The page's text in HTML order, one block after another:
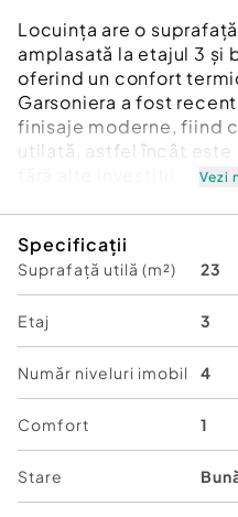
Locuința are o
amplasată la etajul 3 și
oferind un confort
Garsoniera a fost
finisaje moderne, fiind
utilată, astfel încât este
investiție. Mobilierul
incluse asigură
prima zi.
Zona este bine
mijloace de transport,
interes și facilități
Cod ofertă / ID BLITZ:
Id intern: P162141
Vezi
Specificații
Suprafață utilă (m²) 23
Etaj 3
Număr niveluri imobil 4
Comfort 1
Stare